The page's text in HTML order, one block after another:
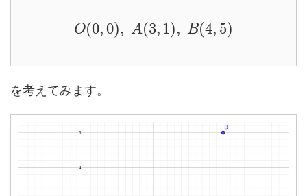
O(0,0), A(3,1), B(4, 5)
を考えてみます。